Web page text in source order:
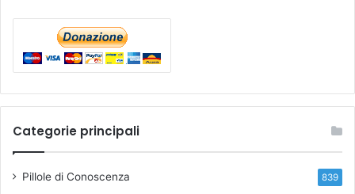
Categorie principali
Pillole di Conoscenza 839